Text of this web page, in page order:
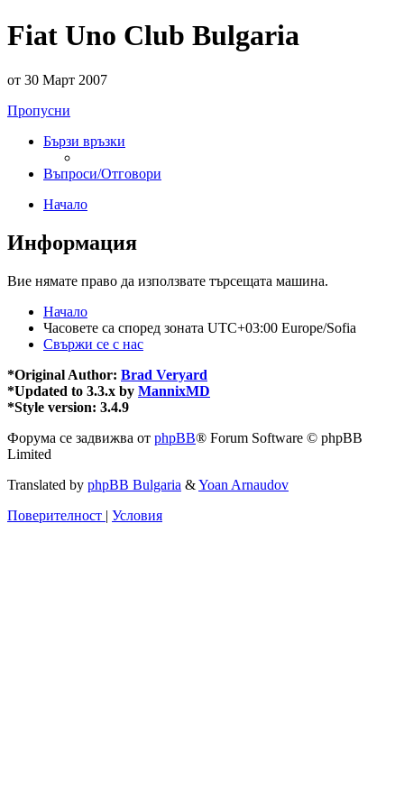
Fiat Uno Club Bulgaria
от 30 Март 2007
Пропусни
Бързи връзки
Въпроси/Отговори
Начало
Информация
Вие нямате право да използвате търсещата машина.
Начало
Часовете са според зоната UTC+03:00 Europe/Sofia
Свържи се с нас
*Original Author: Brad Veryard
*Updated to 3.3.x by MannixMD
*Style version: 3.4.9
Форума се задвижва от phpBB® Forum Software © phpBB
Limited
Translated by phpBB Bulgaria &Yoan Arnaudov
Поверителност | Условия